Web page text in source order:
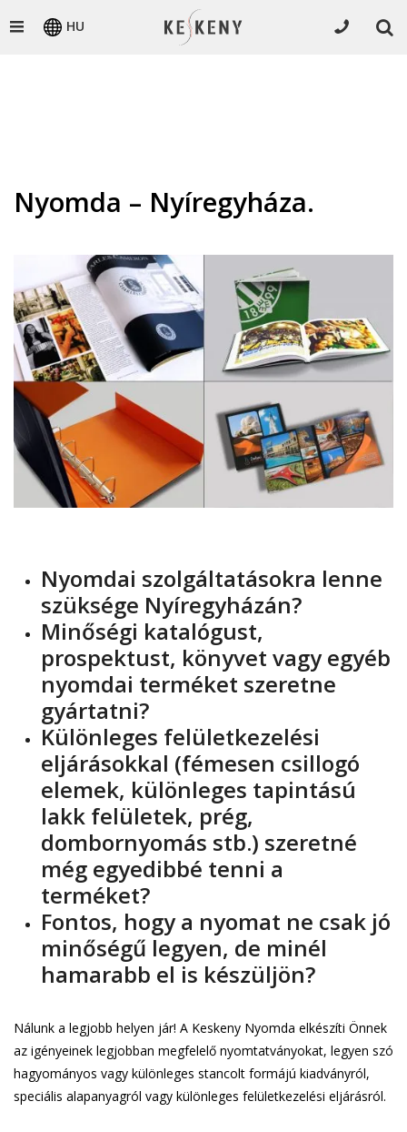
HU
Nyomda – Nyíregyháza.
Nyomdai szolgáltatásokra lenne
szüksége Nyíregyházán?
Minőségi katalógust,
prospektust, könyvet vagy egyéb
nyomdai terméket szeretne
gyártatni?
Különleges felületkezelési
eljárásokkal (fémesen csillogó
elemek, különleges tapintású
lakk felületek, prég,
dombornyomás stb.) szeretné
még egyedibbé tenni a
terméket?
Fontos, hogy a nyomat ne csak jó
minőségű legyen, de minél
hamarabb el is készüljön?
Nálunk a legjobb helyen jár! A Keskeny Nyomda elkészíti Önnek
az igényeinek legjobban megfelelő nyomtatványokat, legyen szó
hagyományos vagy különleges stancolt formájú kiadványról,
speciális alapanyagról vagy különleges felületkezelési eljárásról.